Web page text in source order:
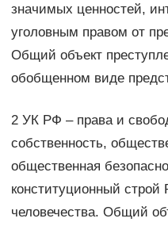
значимых ценностей,
уголовным правом от
Общий объект
обобщенном виде
2 УК РФ – права и
собственность,
общественная
конституционный
человечества. Общий